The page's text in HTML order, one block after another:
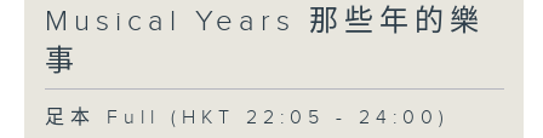
Musical Years 那些年的樂
事
足本 Full (HKT 22:05 - 24:00)